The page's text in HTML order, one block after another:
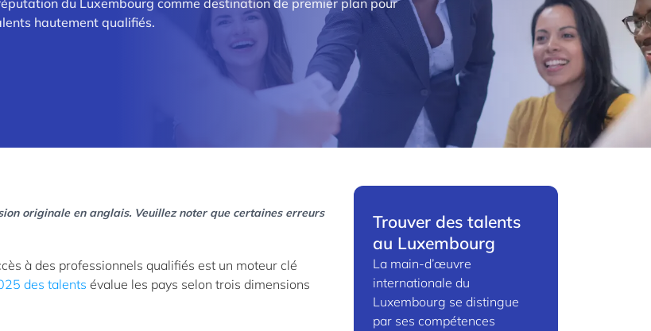
du Luxembourg comme destination de premier plan pour
hautement qualifiés.
originale en anglais. Veuillez noter que certaines erreurs
à des professionnels qualifiés est un moteur clé
des talents évalue les pays selon trois dimensions
Trouver des talents
au Luxembourg
La main-d’œuvre
internationale du
Luxembourg se distingue
par ses compétences